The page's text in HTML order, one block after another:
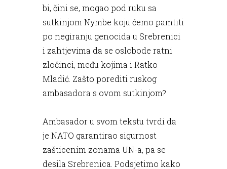
bi, čini se, mogao pod ruku sa
sutkinjom Nymbe koju ćemo pamtiti
po negiranju genocida u Srebrenici
i zahtjevima da se oslobode ratni
zločinci, među kojima i Ratko
Mladić. Zašto porediti ruskog
ambasadora s ovom sutkinjom?
Ambasador u svom tekstu tvrdi da
je NATO garantirao sigurnost
zašticenim zonama UN-a, pa se
desila Srebrenica. Podsjetimo kako